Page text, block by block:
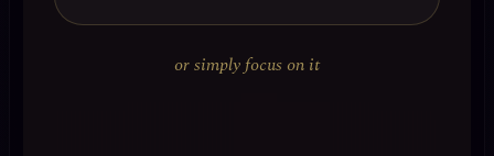
or simply focus on it